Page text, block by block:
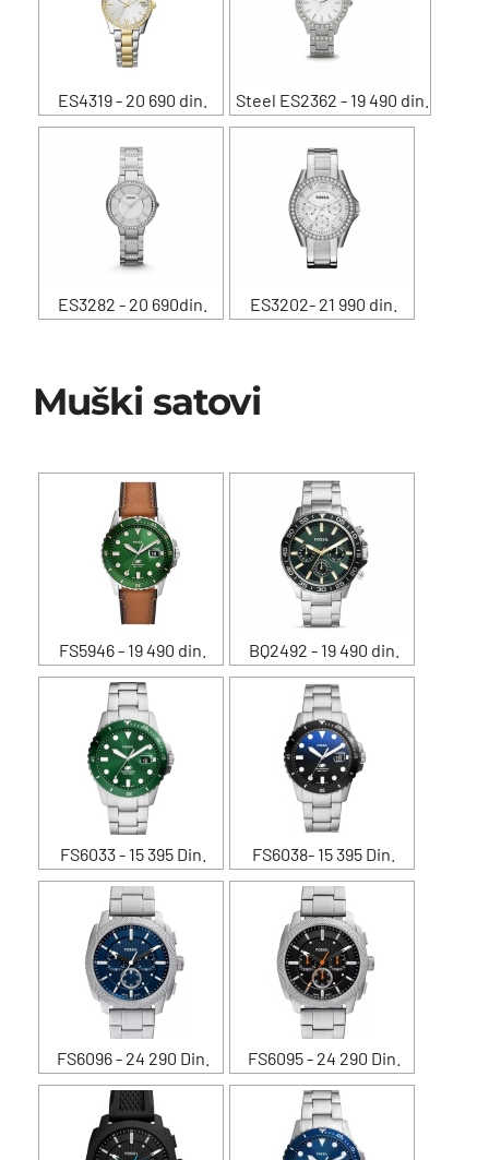
ES4319 - 20 690 din. Steel ES2362 - 19 490 din.
ES3282 - 20 690din. ES3202- 21 990 din.
Muški satovi
FS5946 - 19 490 din. BQ2492 - 19 490 din.
FS6033 - 15 395 Din. FS6038- 15 395 Din.
FS6096 - 24 290 Din. FS6095 - 24 290 Din.